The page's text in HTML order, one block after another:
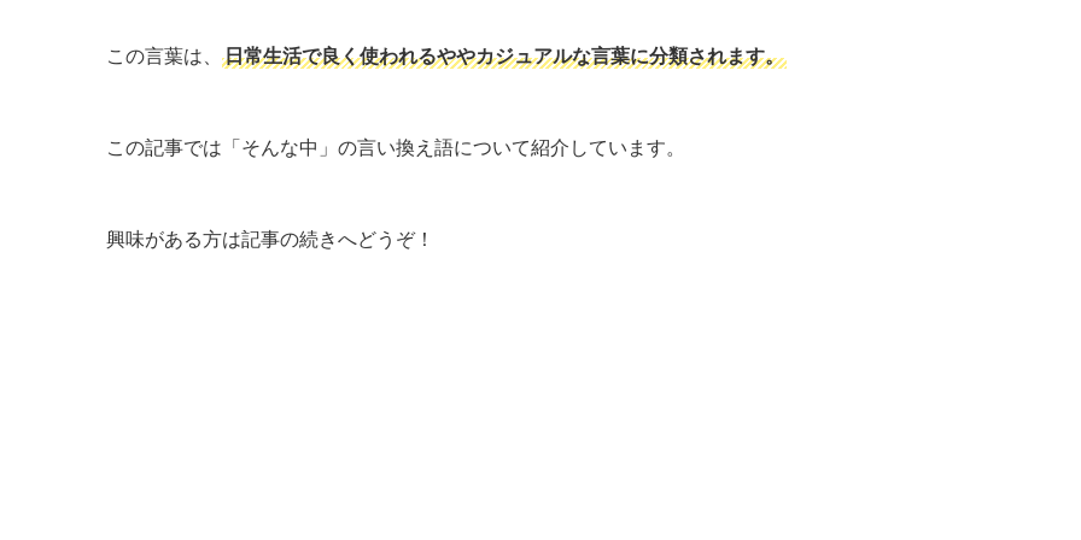
この言葉は、 日常生活で良く使われるややカジュアルな言葉に分類されます。
この記事では「そんな中」の言い換え語について紹介しています。
興味がある方は記事の続きへどうぞ！